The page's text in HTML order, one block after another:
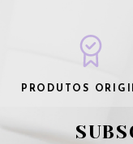
PRODUTOS